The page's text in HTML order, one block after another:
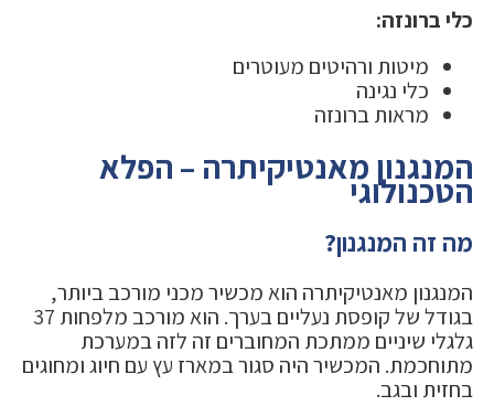
כלי ברונזה:
מיטות ורהיטים מעוטרים
כלי נגינה
מראות ברונזה
המנגנון מאנטיקיתרה – הפלא
הטכנולוגי
מה זה המנגנון?
המנגנון מאנטיקיתרה הוא מכשיר מכני מורכב ביותר,
בגודל של קופסת נעליים בערך. הוא מורכב מלפחות 37
גלגלי שיניים ממתכת המחוברים זה לזה במערכת
מתוחכמת. המכשיר היה סגור במארז עץ עם חיוג ומחוגים
בחזית ובגב.